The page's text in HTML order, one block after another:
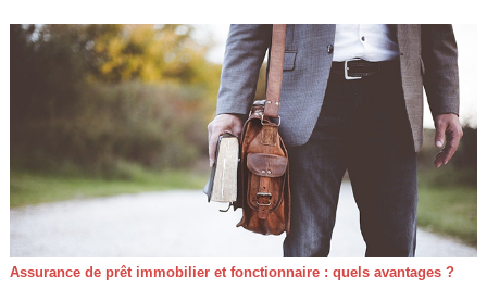
Assurance de prêt immobilier et fonctionnaire : quels avantages ?